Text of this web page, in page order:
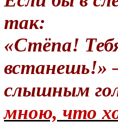
так:
«Стёпа!
слышным
мною, что